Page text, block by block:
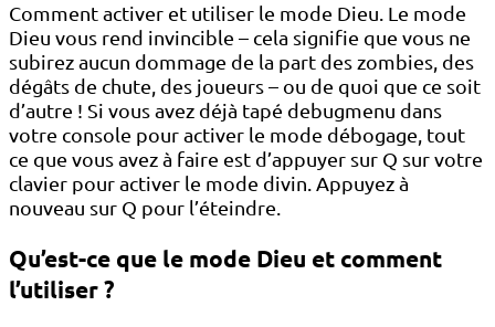
Comment activer et utiliser le mode Dieu. Le mode
Dieu vous rend invincible – cela signifie que vous ne
subirez aucun dommage de la part des zombies, des
dégâts de chute, des joueurs – ou de quoi que ce soit
d’autre ! Si vous avez déjà tapé debugmenu dans
votre console pour activer le mode débogage, tout
ce que vous avez à faire est d’appuyer sur Q sur votre
clavier pour activer le mode divin. Appuyez à
nouveau sur Q pour l’éteindre.
Qu’est-ce que le mode Dieu et comment
l’utiliser ?